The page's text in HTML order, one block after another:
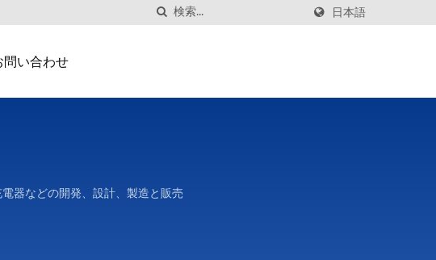
日本語
問い合わせ
器などの開発、設計、製造と販売